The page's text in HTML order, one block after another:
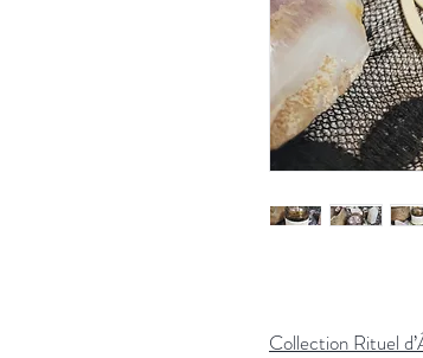
Collection Rituel